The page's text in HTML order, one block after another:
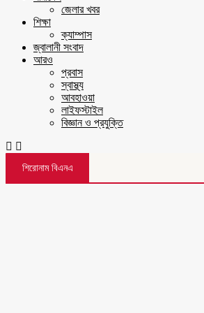
জেলার খবর
শিক্ষা
ক্যাম্পাস
জ্বালানী সংবাদ
আরও
প্রবাস
স্বাস্থ্য
আবহাওয়া
লাইফস্টাইল
বিজ্ঞান ও প্রযুক্তি
শিরোনাম বিএনএ